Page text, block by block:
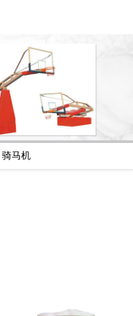
骑马机